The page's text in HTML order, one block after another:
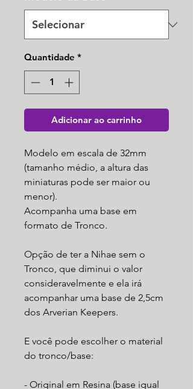
Quantidade *
Adicionar ao carrinho
Modelo em escala de 32mm
(tamanho médio, a altura das
miniaturas pode ser maior ou
menor).
Acompanha uma base em
formato de Tronco.
Opção de ter a Nihae sem o
Tronco, que diminui o valor
consideravelmente e ela irá
acompanhar uma base de 2,5cm
dos Arverian Keepers.
E você pode escolher o material
do tronco/base:
- Original em Resina (base igual